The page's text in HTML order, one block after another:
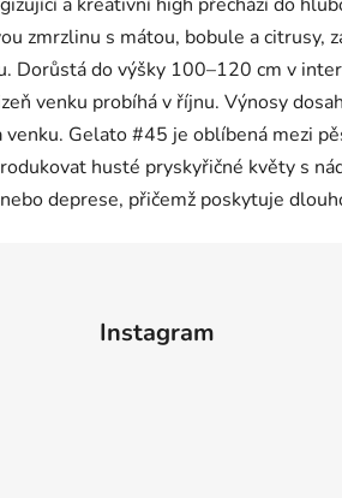
Instagram